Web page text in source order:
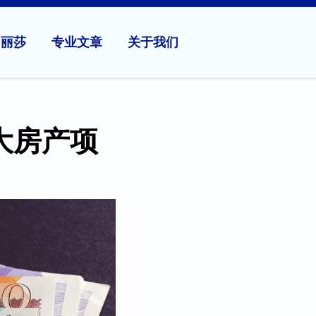
莎 专业文章 关于我们
房产项